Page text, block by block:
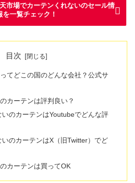
市場でカーテンくれないのセール情
を一覧チェック！
目次
てどこの国のどんな会社？公式サ
カーテンは評判良い？
のカーテンはYoutubeでどんな評
のカーテンはX（旧Twitter）でど
カーテンは買ってOK